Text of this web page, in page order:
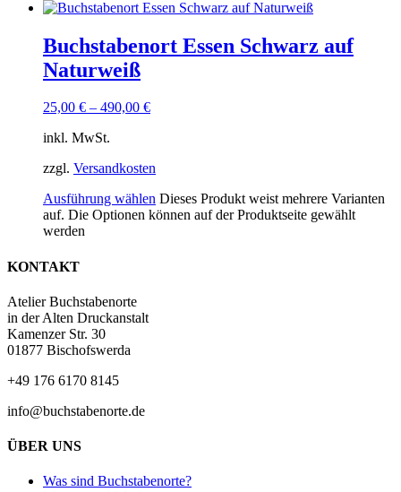
Buchstabenort Essen Schwarz auf
Naturweiß
25,00 € – 490,00 €
inkl. MwSt.
zzgl. Versandkosten
Ausführung wählen Dieses Produkt weist mehrere Varianten
auf. Die Optionen können auf der Produktseite gewählt
werden
KONTAKT
Atelier Buchstabenorte
in der Alten Druckanstalt
Kamenzer Str. 30
01877 Bischofswerda
+49 176 6170 8145
info@buchstabenorte.de
ÜBER UNS
Was sind Buchstabenorte?